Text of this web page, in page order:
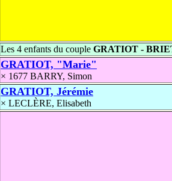
Les 4 enfants du couple GRATIOT -
GRATIOT, "Marie"
× 1677 BARRY, Simon
GRATIOT, Jérémie
× LECLÈRE, Elisabeth